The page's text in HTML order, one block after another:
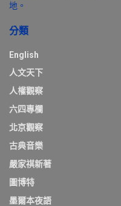
地。
分類
English
人文天下
人權觀察
六四專欄
北京觀察
古典音樂
嚴家祺新著
圖博特
墨爾本夜語